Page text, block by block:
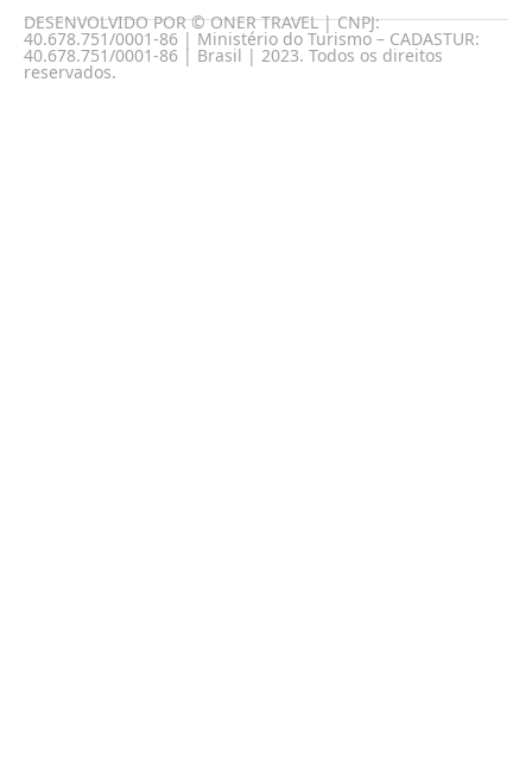
DESENVOLVIDO POR © ONER TRAVEL | CNPJ:
40.678.751/0001-86 | Ministério do Turismo – CADASTUR:
40.678.751/0001-86 | Brasil | 2023. Todos os direitos
reservados.